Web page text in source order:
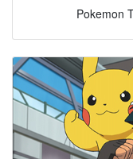
Pokemon